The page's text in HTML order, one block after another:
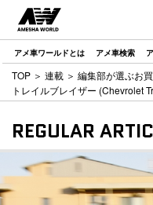
アメ車ワールドとは アメ車検索
TOP ＞ 連載 ＞ 編集部が選ぶお
トレイルブレイザー (Chevrolet
REGULAR